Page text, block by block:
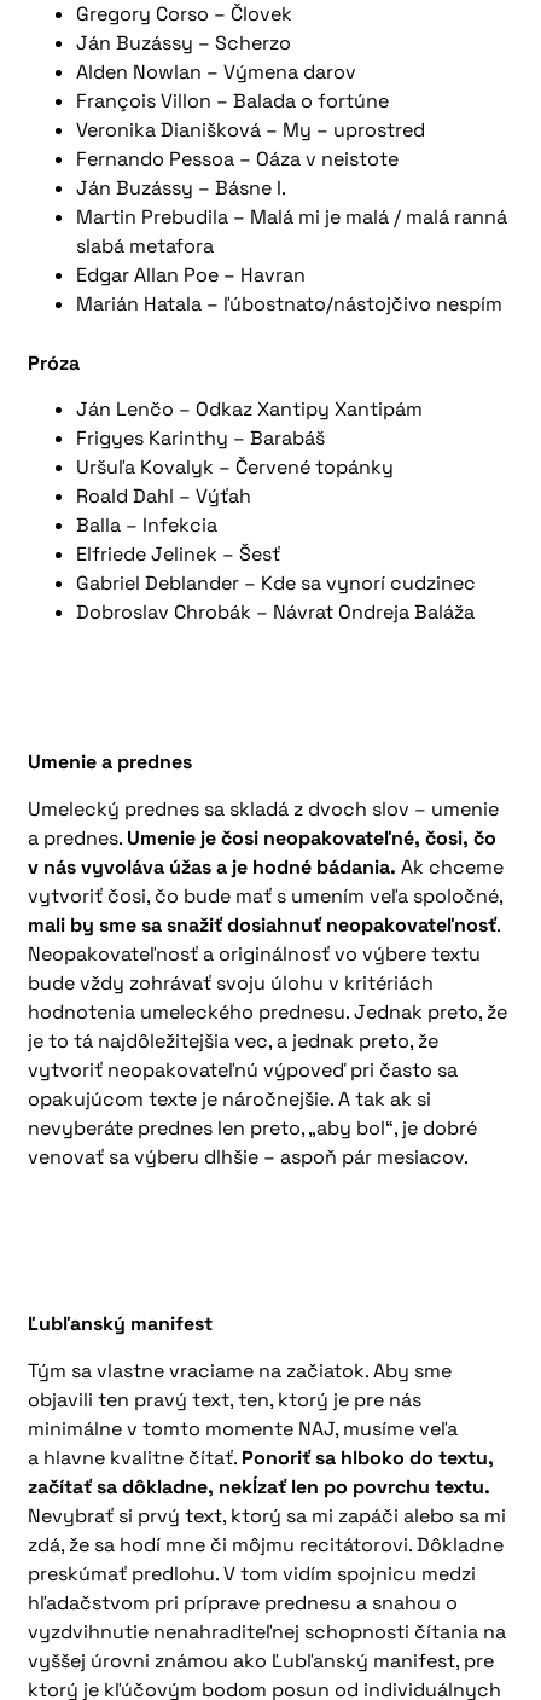
Gregory Corso – Človek
Ján Buzássy – Scherzo
Alden Nowlan – Výmena darov
François Villon ­– Balada o fortúne
Veronika Dianišková – My – uprostred
Fernando Pessoa – Oáza v neistote
Ján Buzássy – Básne I.
Martin Prebudila – Malá mi je malá / malá ranná
slabá metafora
Edgar Allan Poe – Havran
Marián Hatala – ľúbostnato/nástojčivo nespím
Próza
Ján Lenčo – Odkaz Xantipy Xantipám
Frigyes Karinthy – Barabáš
Uršuľa Kovalyk – Červené topánky
Roald Dahl – Výťah
Balla – Infekcia
Elfriede Jelinek – Šesť
Gabriel Deblander – Kde sa vynorí cudzinec
Dobroslav Chrobák – Návrat Ondreja Baláža
Umenie a prednes
Umelecký prednes sa skladá z dvoch slov – umenie
a prednes. Umenie je čosi neopakovateľné, čosi, čo
v nás vyvoláva úžas a je hodné bádania. Ak chceme
vytvoriť čosi, čo bude mať s umením veľa spoločné,
mali by sme sa snažiť dosiahnuť neopakovateľnosť.
Neopakovateľnosť a originálnosť vo výbere textu
bude vždy zohrávať svoju úlohu v kritériách
hodnotenia umeleckého prednesu. Jednak preto, že
je to tá najdôležitejšia vec, a jednak preto, že
vytvoriť neopakovateľnú výpoveď pri často sa
opakujúcom texte je náročnejšie. A tak ak si
nevyberáte prednes len preto, „aby bol“, je dobré
venovať sa výberu dlhšie – aspoň pár mesiacov.
Ľubľanský manifest
Tým sa vlastne vraciame na začiatok. Aby sme
objavili ten pravý text, ten, ktorý je pre nás
minimálne v tomto momente NAJ, musíme veľa
a hlavne kvalitne čítať. Ponoriť sa hlboko do textu,
začítať sa dôkladne, nekĺzať len po povrchu textu.
Nevybrať si prvý text, ktorý sa mi zapáči alebo sa mi
zdá, že sa hodí mne či môjmu recitátorovi. Dôkladne
preskúmať predlohu. V tom vidím spojnicu medzi
hľadačstvom pri príprave prednesu a snahou o
vyzdvihnutie nenahraditeľnej schopnosti čítania na
vyššej úrovni známou ako Ľubľanský manifest, pre
ktorý je kľúčovým bodom posun od individuálnych